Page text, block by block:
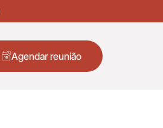
Agendar reunião